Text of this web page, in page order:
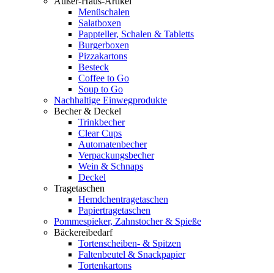
Menüschalen
Salatboxen
Pappteller, Schalen & Tabletts
Burgerboxen
Pizzakartons
Besteck
Coffee to Go
Soup to Go
Nachhaltige Einwegprodukte
Becher & Deckel
Trinkbecher
Clear Cups
Automatenbecher
Verpackungsbecher
Wein & Schnaps
Deckel
Tragetaschen
Hemdchentragetaschen
Papiertragetaschen
Pommespieker, Zahnstocher & Spieße
Bäckereibedarf
Tortenscheiben- & Spitzen
Faltenbeutel & Snackpapier
Tortenkartons